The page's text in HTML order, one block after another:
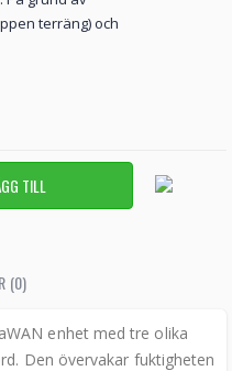
terräng) och
(0)
enhet med tre olika
Den övervakar fuktigheten